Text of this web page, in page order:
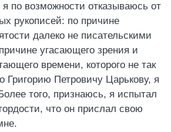
по возможности отказываюсь от
рукописей: по причине
далеко не писательскими
угасающего зрения и
времени, которого не так
Григорию Петровичу Царькову, я
того, признаюсь, я испытал
что он прислал свою